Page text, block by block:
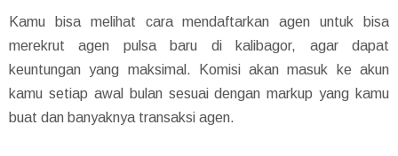
Kamu bisa melihat cara mendaftarkan agen untuk bisa
merekrut agen pulsa baru di kalibagor, agar dapat
keuntungan yang maksimal. Komisi akan masuk ke akun
kamu setiap awal bulan sesuai dengan markup yang kamu
buat dan banyaknya transaksi agen.